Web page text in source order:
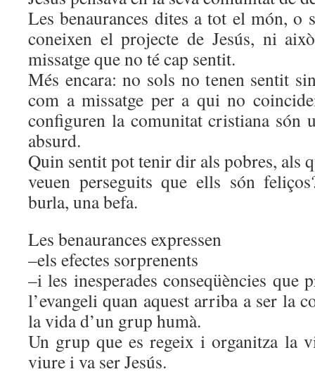
Les benaurances dites a tot el món, o
coneixen el projecte de Jesús, ni
missatge que no té cap sentit.
Més encara: no sols no tenen sentit
com a missatge per a qui no
configuren la comunitat cristiana són
absurd.
Quin sentit pot tenir dir als pobres, als
veuen perseguits que ells són
burla, una befa.
Les benaurances expressen
–els efectes sorprenents
–i les inesperades conseqüències que
l’evangeli quan aquest arriba a ser la
la vida d’un grup humà.
Un grup que es regeix i organitza la
viure i va ser Jesús.